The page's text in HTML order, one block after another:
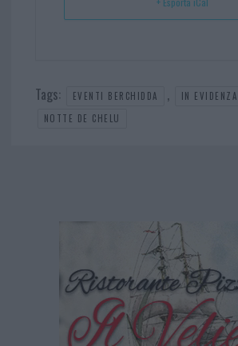
Tags: EVENTI BERCHIDDA , IN EVIDENZA
NOTTE DE CHELU